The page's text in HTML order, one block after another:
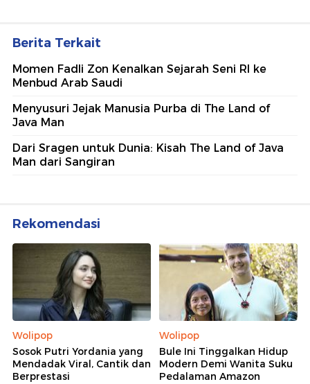
Berita Terkait
Momen Fadli Zon Kenalkan Sejarah Seni RI ke
Menbud Arab Saudi
Menyusuri Jejak Manusia Purba di The Land of
Java Man
Dari Sragen untuk Dunia: Kisah The Land of Java
Man dari Sangiran
Rekomendasi
Wolipop
Sosok Putri Yordania yang
Mendadak Viral, Cantik dan
Berprestasi
Wolipop
Bule Ini Tinggalkan Hidup
Modern Demi Wanita Suku
Pedalaman Amazon